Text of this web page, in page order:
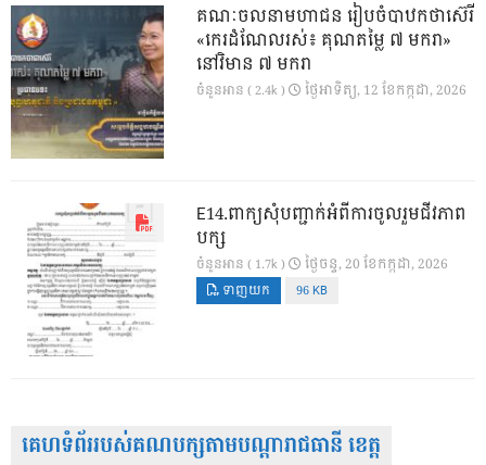
គណៈចលនាមហាជន រៀបចំបាឋកថាស៊េរី
«កេរដំណែលរស់៖ គុណតម្លៃ ៧ មករា»
នៅវិមាន ៧ មករា
ចំនួនអាន ( 2.4k ) ថ្ងៃ​អាទិត្យ, 12 ខែ​កក្កដា, 2026
E14.ពាក្យសុំបញ្ជាក់អំពីការចូលរួមជីវភាព
បក្ស
ចំនួនអាន ( 1.7k ) ថ្ងៃ​ចន្ទ, 20 ខែ​កក្កដា, 2026
ទាញយក 96 KB
គេហទំព័ររបស់គណបក្សតាមបណ្តារាជធានី ខេត្ត